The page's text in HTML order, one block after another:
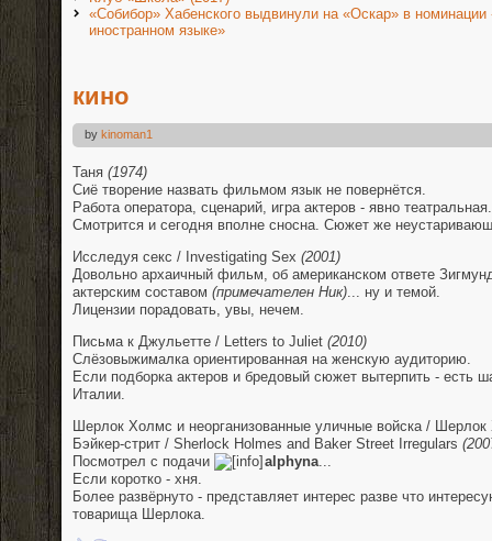
«Собибор» Хабенского выдвинули на «Оскар» в
иностранном языке»
кино
by kinoman1
Таня (1974)
Сиё творение назвать фильмом язык не повернётся.
Работа оператора, сценарий, игра актеров - явно театральная.
Смотрится и сегодня вполне сносна. Сюжет же
Исследуя секс / Investigating Sex (2001)
Довольно архаичный фильм, об американском ответе
актерским составом (примечателен Ник)... ну и темой.
Лицензии порадовать, увы, нечем.
Письма к Джульетте / Letters to Juliet (2010)
Слёзовыжималка ориентированная на женскую аудиторию.
Если подборка актеров и бредовый сюжет вытерпить - есть
Италии.
Шерлок Холмс и неорганизованные уличные войска /
Бэйкер-стрит / Sherlock Holmes and Baker Street Irregulars
Посмотрел с подачи
alphyna...
Если коротко - хня.
Более развёрнуто - представляет интерес разве что
товарища Шерлока.